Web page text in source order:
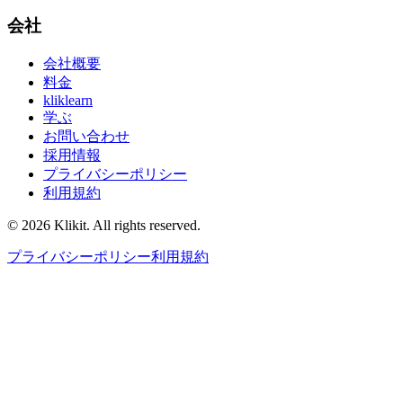
会社
会社概要
料金
kliklearn
学ぶ
お問い合わせ
採用情報
プライバシーポリシー
利用規約
© 2026 Klikit. All rights reserved.
プライバシーポリシー利用規約